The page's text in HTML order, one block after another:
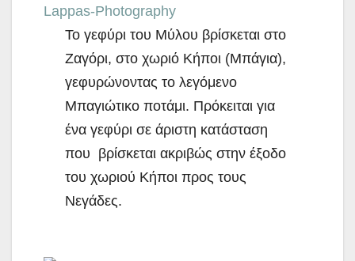
Το γεφύρι του Μύλου βρίσκεται στο
Ζαγόρι, στο χωριό Κήποι (Μπάγια),
γεφυρώνοντας το λεγόμενο
Μπαγιώτικο ποτάμι. Πρόκειται για
ένα γεφύρι σε άριστη κατάσταση
που βρίσκεται ακριβώς στην έξοδο
του χωριού Κήποι προς τους
Νεγάδες.